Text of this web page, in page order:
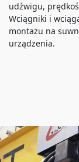
udźwigu,
Wciągniki i
montażu na
urządzenia.